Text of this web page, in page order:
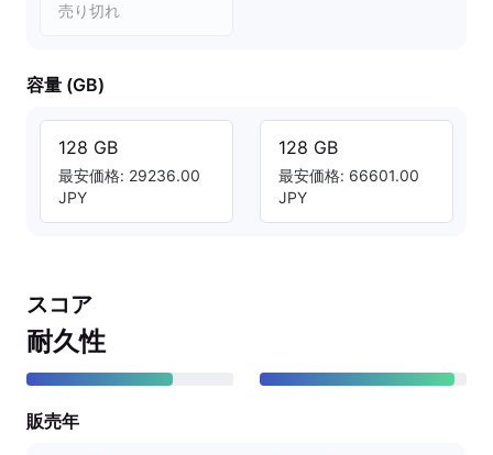
売り切れ
容量 (GB)
128 GB
最安価格: 29236.00
JPY
128 GB
最安価格: 66601.00
JPY
スコア
耐久性
販売年